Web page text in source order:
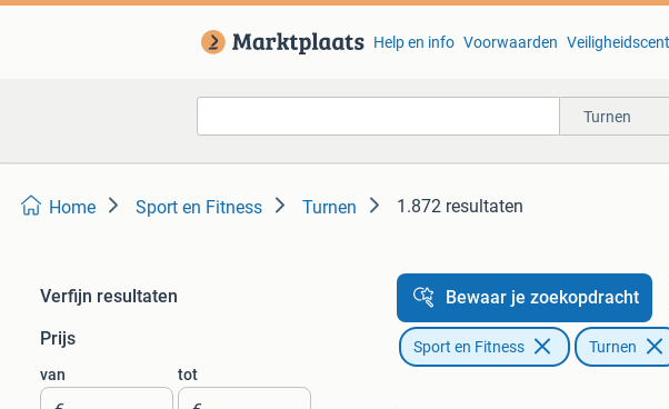
Help en info Voorwaarden
Turnen
Home Sport en Fitness Turnen 1.872 resultaten
Verfijn resultaten
Prijs
van tot
Bewaar je zoekopdracht
Sport en Fitness Turnen